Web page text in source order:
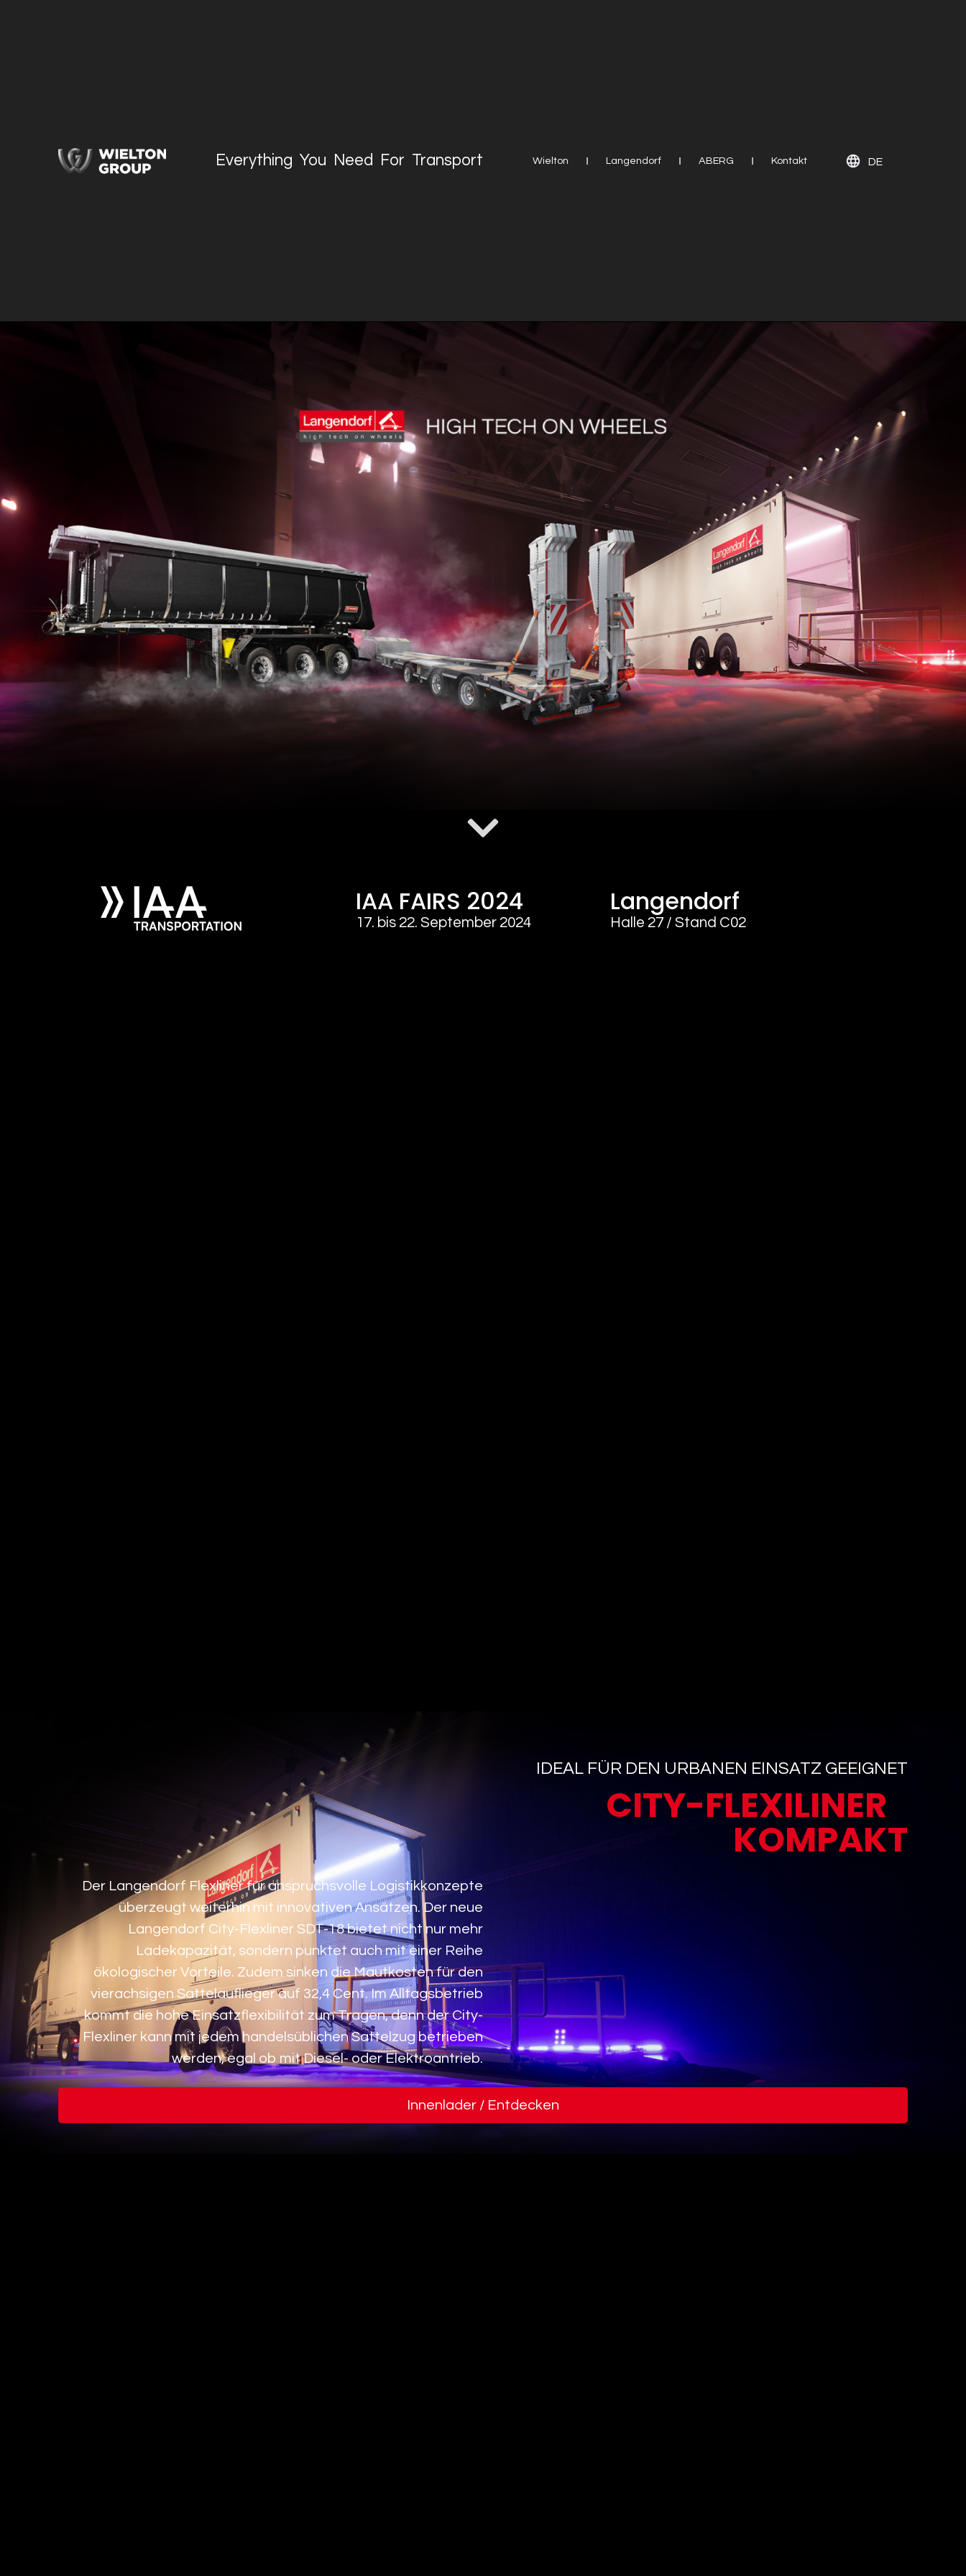
Everything You Need For Transport Wielton Langendorf ABERG Kontakt DE
PL
IAA FAIRS 2024
17. bis 22. September 2024
Langendorf
Halle 27 / Stand C02
IDEAL FÜR DEN URBANEN EINSATZ GEEIGNET
CITY-FLEXILINER
KOMPAKT
Der Langendorf Flexliner für anspruchsvolle Logistikkonzepte
überzeugt weiterhin mit innovativen Ansätzen. Der neue
Langendorf City-Flexliner SDT-18 bietet nicht nur mehr
Ladekapazität, sondern punktet auch mit einer Reihe
ökologischer Vorteile. Zudem sinken die Mautkosten für den
vierachsigen Sattelauflieger auf 32,4 Cent. Im Alltagsbetrieb
kommt die hohe Einsatzflexibilität zum Tragen, denn der City-
Flexliner kann mit jedem handelsüblichen Sattelzug betrieben
werden, egal ob mit Diesel- oder Elektroantrieb.
Innenlader / Entdecken